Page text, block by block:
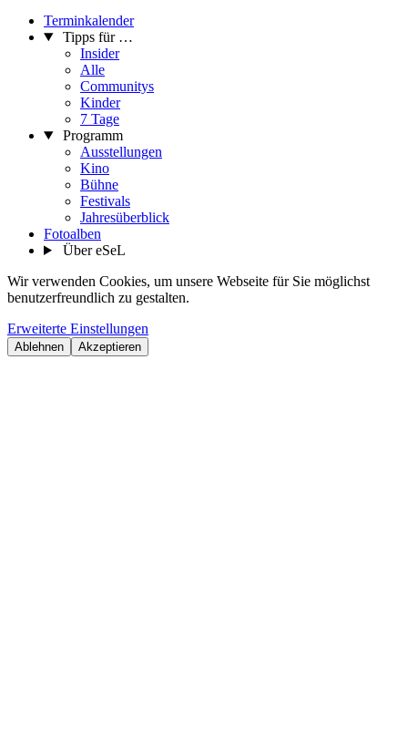
Terminkalender
Tipps für …
Insider
Alle
Communitys
Kinder
7 Tage
Programm
Ausstellungen
Kino
Bühne
Festivals
Jahresüberblick
Fotoalben
Über eSeL
Wir verwenden Cookies, um unsere Webseite für Sie möglichst
benutzerfreundlich zu gestalten.
Erweiterte Einstellungen
Ablehnen Akzeptieren